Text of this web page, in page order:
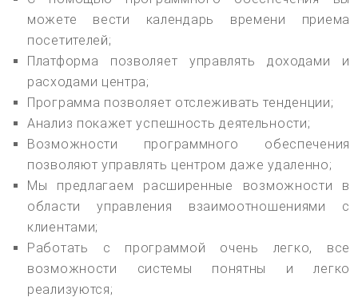
можете вести календарь времени приема
посетителей;
Платформа позволяет управлять доходами и
расходами центра;
Программа позволяет отслеживать тенденции;
Анализ покажет успешность деятельности;
Возможности программного обеспечения
позволяют управлять центром даже удаленно;
Мы предлагаем расширенные возможности в
области управления взаимоотношениями с
клиентами;
Работать с программой очень легко, все
возможности системы понятны и легко
реализуются;